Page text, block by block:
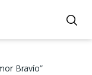
Bravío”